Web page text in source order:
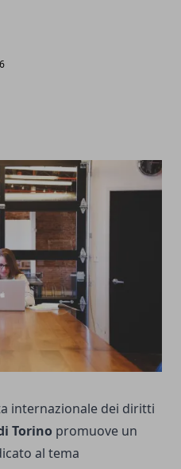
internazionale dei diritti
Torino promuove un
al tema